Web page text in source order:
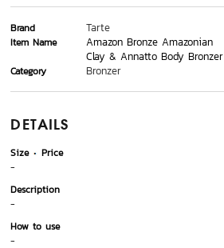
Brand Tarte
Item Name
Amazon Bronze Amazonian
Clay & Annatto Body Bronzer
Category Bronzer
DETAILS
Size
Price
-
Description
-
How to use
-